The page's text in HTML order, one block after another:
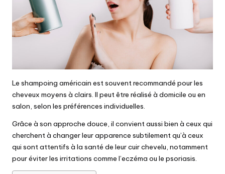
Le shampoing américain est souvent recommandé pour les
cheveux moyens à clairs. Il peut être réalisé à domicile ou en
salon, selon les préférences individuelles.
Grâce à son approche douce, il convient aussi bien à ceux qui
cherchent à changer leur apparence subtilement qu’à ceux
qui sont attentifs à la santé de leur cuir chevelu, notamment
pour éviter les irritations comme l’eczéma ou le psoriasis.